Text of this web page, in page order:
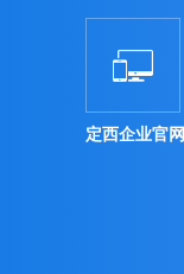

定西企业官网